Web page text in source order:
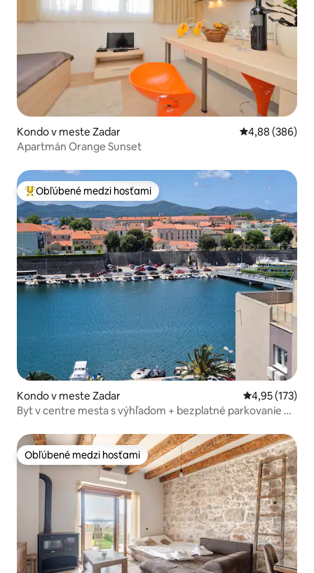
Kondo v meste Zadar Priemerné
4,88 (386)
Apartmán Orange Sunset
Najobľúbenejšie medzi hosťami
Obľúbené medzi hosťami
Kondo v meste Zadar Priemerné
4,95 (173)
Byt v centre mesta s výhľadom + bezplatné parkovanie na
Obľúbené medzi hosťami
Obľúbené medzi hosťami